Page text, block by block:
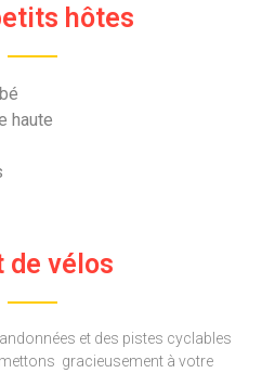
hôtes
haute
de vélos
et des pistes cyclables
gracieusement à votre